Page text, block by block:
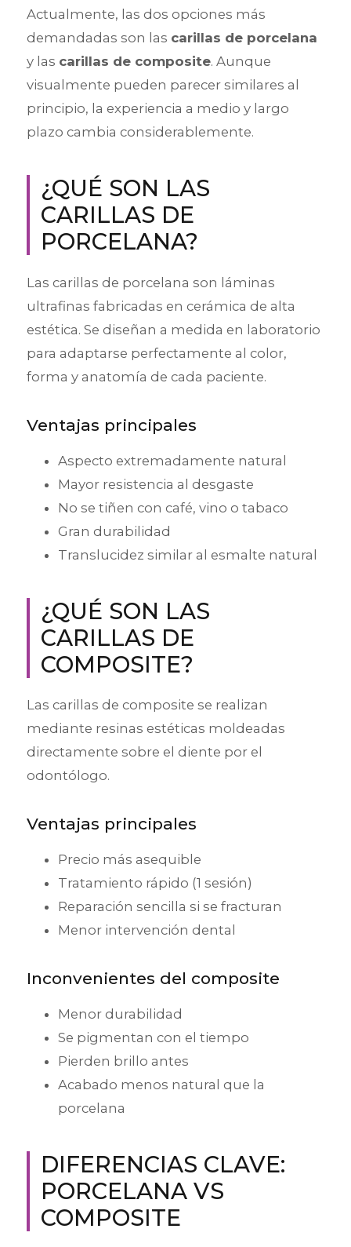
Actualmente, las dos opciones más
demandadas son las carillas de porcelana
y las carillas de composite. Aunque
visualmente pueden parecer similares al
principio, la experiencia a medio y largo
plazo cambia considerablemente.
¿QUÉ SON LAS
CARILLAS DE
PORCELANA?
Las carillas de porcelana son láminas
ultrafinas fabricadas en cerámica de alta
estética. Se diseñan a medida en laboratorio
para adaptarse perfectamente al color,
forma y anatomía de cada paciente.
Ventajas principales
Aspecto extremadamente natural
Mayor resistencia al desgaste
No se tiñen con café, vino o tabaco
Gran durabilidad
Translucidez similar al esmalte natural
¿QUÉ SON LAS
CARILLAS DE
COMPOSITE?
Las carillas de composite se realizan
mediante resinas estéticas moldeadas
directamente sobre el diente por el
odontólogo.
Ventajas principales
Precio más asequible
Tratamiento rápido (1 sesión)
Reparación sencilla si se fracturan
Menor intervención dental
Inconvenientes del composite
Menor durabilidad
Se pigmentan con el tiempo
Pierden brillo antes
Acabado menos natural que la
porcelana
DIFERENCIAS CLAVE:
PORCELANA VS
COMPOSITE